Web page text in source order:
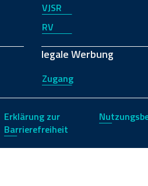
VJSR
RV
legale Werbung
Zugang
Erklärung zur
Barrierefreiheit